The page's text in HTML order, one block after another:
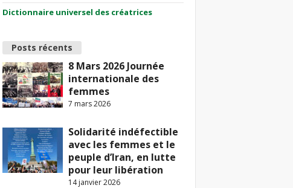
Dictionnaire universel des créatrices
Posts récents
8 Mars 2026 Journée
internationale des
femmes
7 mars 2026
Solidarité indéfectible
avec les femmes et le
peuple d’Iran, en lutte
pour leur libération
14 janvier 2026